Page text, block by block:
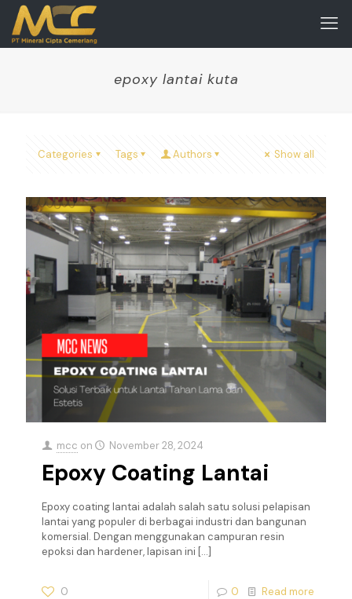
epoxy lantai kuta
Categories Tags Authors Show all
mcc on November 28, 2024
Epoxy Coating Lantai
Epoxy coating lantai adalah salah satu solusi pelapisan
lantai yang populer di berbagai industri dan bangunan
komersial. Dengan menggunakan campuran resin
epoksi dan hardener, lapisan ini […]
0 0 Read more